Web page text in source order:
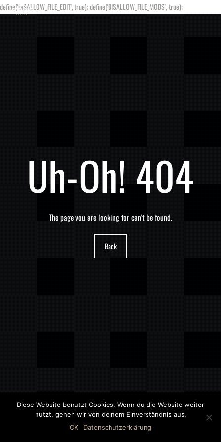
define('DISALLOW_FILE_EDIT', true); define('DISALLOW_FILE_MODS', true);
Uh-Oh! 404
The page you are looking for can't be found.
Back
©2018 MWB – MOTORWAGEN BERNAU GMBH
Diese Website benutzt Cookies. Wenn du die Website weiter
nutzt, gehen wir von deinem Einverständnis aus.
OK
Datenschutzerklärung